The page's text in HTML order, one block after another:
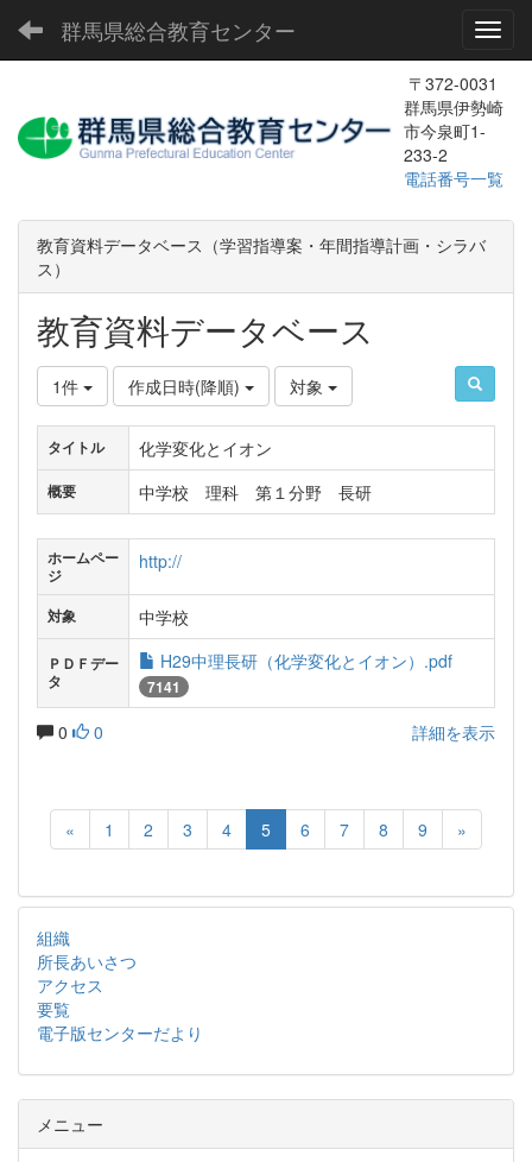
群馬県総合教育センター
〒372-0031
群馬県伊勢崎
市今泉町1-
233-2
電話番号一覧
教育資料データベース（学習指導案・年間指導計画・シラバ
ス）
教育資料データベース
1件 作成日時(降順) 対象
タイトル 化学変化とイオン
概要 中学校 理科 第１分野 長研
ホームペー
ジ
http://
対象 中学校
ＰＤＦデー
タ
H29中理長研（化学変化とイオン）.pdf
7141
0 0 詳細を表示
« 1 2 3 4 5 6 7 8 9 »
組織
所長あいさつ
アクセス
要覧
電子版センターだより
メニュー